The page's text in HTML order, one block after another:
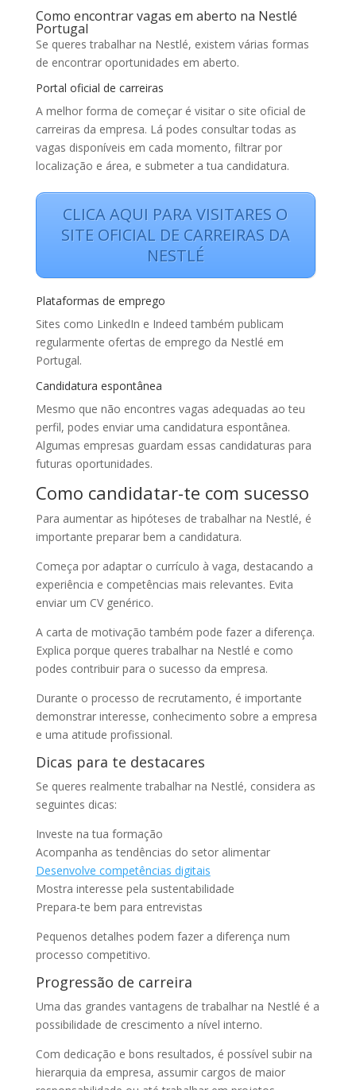
Como encontrar vagas em aberto na Nestlé
Portugal
Se queres trabalhar na Nestlé, existem várias formas
de encontrar oportunidades em aberto.
Portal oficial de carreiras
A melhor forma de começar é visitar o site oficial de
carreiras da empresa. Lá podes consultar todas as
vagas disponíveis em cada momento, filtrar por
localização e área, e submeter a tua candidatura.
CLICA AQUI PARA VISITARES O
SITE OFICIAL DE CARREIRAS DA
NESTLÉ
Plataformas de emprego
Sites como LinkedIn e Indeed também publicam
regularmente ofertas de emprego da Nestlé em
Portugal.
Candidatura espontânea
Mesmo que não encontres vagas adequadas ao teu
perfil, podes enviar uma candidatura espontânea.
Algumas empresas guardam essas candidaturas para
futuras oportunidades.
Como candidatar-te com sucesso
Para aumentar as hipóteses de trabalhar na Nestlé, é
importante preparar bem a candidatura.
Começa por adaptar o currículo à vaga, destacando a
experiência e competências mais relevantes. Evita
enviar um CV genérico.
A carta de motivação também pode fazer a diferença.
Explica porque queres trabalhar na Nestlé e como
podes contribuir para o sucesso da empresa.
Durante o processo de recrutamento, é importante
demonstrar interesse, conhecimento sobre a empresa
e uma atitude profissional.
Dicas para te destacares
Se queres realmente trabalhar na Nestlé, considera as
seguintes dicas:
Investe na tua formação
Acompanha as tendências do setor alimentar
Desenvolve competências digitais
Mostra interesse pela sustentabilidade
Prepara-te bem para entrevistas
Pequenos detalhes podem fazer a diferença num
processo competitivo.
Progressão de carreira
Uma das grandes vantagens de trabalhar na Nestlé é a
possibilidade de crescimento a nível interno.
Com dedicação e bons resultados, é possível subir na
hierarquia da empresa, assumir cargos de maior